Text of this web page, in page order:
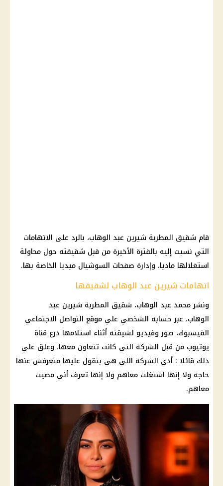
قام شقيق المطربة شيرين عبد الوهاب، بالرد على الاتهامات
التي نسبت إليه بالفترة الأخيرة من قبل شقيقته حول محاولة
استغلالها ماديا، وإدارة صفحات السوشيال ميديا الخاصة بها.
اتهامات شيرين عبد الوهاب لشقيقها
ونشرمحمد عبد الوهاب، شقيق المطربة شيرين عبد
الوهاب، عبر حسابه الشخصي علي موقع التواصل الاجتماعي
الفيسبوك، صور وفيديو لشيقته أثناء استلامها درع قناة
يوتيوب من قبل الشركة التي كانت تتعاون معها، وعلق علي
ذلك قائلا : أدي الشركة اللي هي بتقول عليها متعرفش عنها
حاجة ولا إنها اشتغلت معاهم ولا إنها تعرف أني مضيت
معاهم.